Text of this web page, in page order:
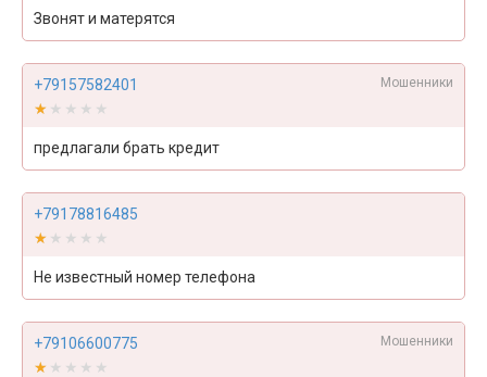
Звонят и матерятся
+79157582401 Мошенники
★★★★★
★★★★★
предлагали брать кредит
+79178816485
★★★★★
★★★★★
Не известный номер телефона
+79106600775 Мошенники
★★★★★
★★★★★